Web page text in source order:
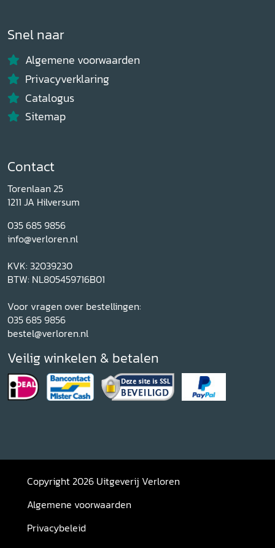
Snel naar
Algemene voorwaarden
Privacyverklaring
Catalogus
Sitemap
Contact
Torenlaan 25
1211 JA Hilversum
035 685 9856
info@verloren.nl
KVK: 32039230
BTW: NL805459716B01
Voor vragen over bestellingen:
035 685 9856
bestel@verloren.nl
Veilig winkelen & betalen
Copyright 2026 Uitgeverij Verloren
Algemene voorwaarden
Privacybeleid